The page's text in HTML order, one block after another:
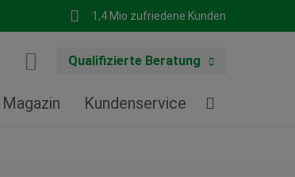
1,4 Mio zufriedene Kunden
Qualifizierte Beratung
Magazin Kundenservice